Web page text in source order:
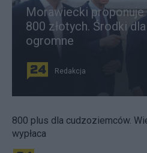
Morawiecki
800 złotych. Środki
ogromne
Redakcja
800 plus dla cudzoziemców.
wypłaca